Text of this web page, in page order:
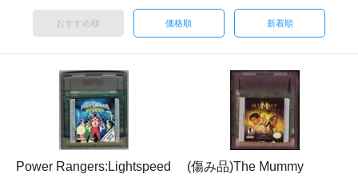
おすすめ順 価格順 新着順
Power Rangers:Lightspeed
(傷み品)The Mummy